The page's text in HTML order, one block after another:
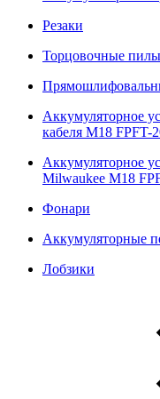
Резаки
Торцовочные пилы
Аккумуляторное
кабеля M18 FPFT-
Аккумуляторное
Milwaukee M18
Фонари
Аккумуляторные
Лобзики